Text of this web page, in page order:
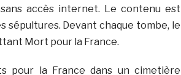
accès internet. Le contenu est
Devant chaque tombe, le
Mort pour la France.
pour la France dans un cimetière